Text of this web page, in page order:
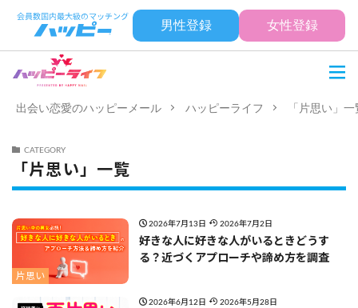
男性登録 女性登録
出会い恋愛のハッピーメール ハッピーライフ 「片思い」一
CATEGORY
「片思い」一覧
片思い
2026年7月13日 2026年7月2日
好きな人に好きな人がいるときどうす
る？近づくアプローチや諦め方を調査
2026年6月12日 2026年5月28日